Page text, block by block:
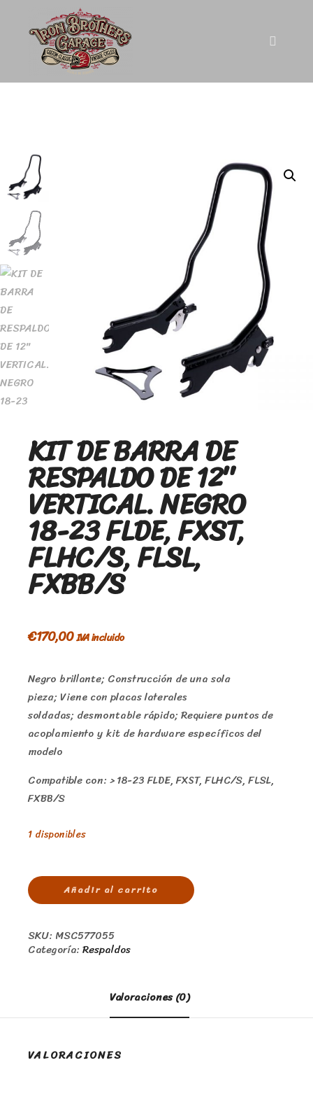
KIT DE BARRA DE
RESPALDO DE 12″
VERTICAL. NEGRO
18-23 FLDE, FXST,
FLHC/S, FLSL,
FXBB/S
€170,00IVA incluido
Negro brillante; Construcción de una sola
pieza; Viene con placas laterales
soldadas; desmontable rápido; Requiere puntos de
acoplamiento y kit de hardware específicos del
modelo
Compatible con: > 18-23 FLDE, FXST, FLHC/S, FLSL,
FXBB/S
1 disponibles
Añadir al carrito
SKU: MSC577055
Categoría:Respaldos
Valoraciones (0)
VALORACIONES